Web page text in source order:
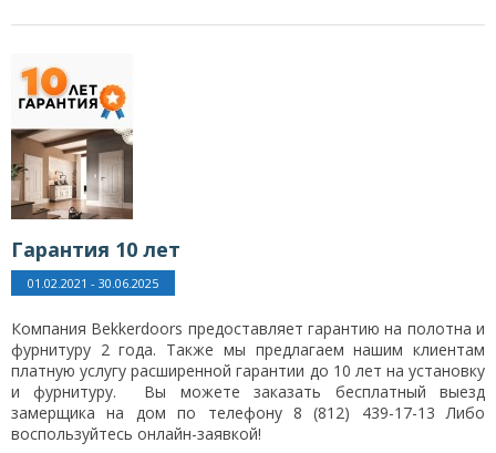
Гарантия 10 лет
01.02.2021 - 30.06.2025
Компания Bekkerdoors предоставляет гарантию на полотна и
фурнитуру 2 года. Также мы предлагаем нашим клиентам
платную услугу расширенной гарантии до 10 лет на установку
и фурнитуру. Вы можете заказать бесплатный выезд
замерщика на дом по телефону 8 (812) 439-17-13 Либо
воспользуйтесь онлайн-заявкой!